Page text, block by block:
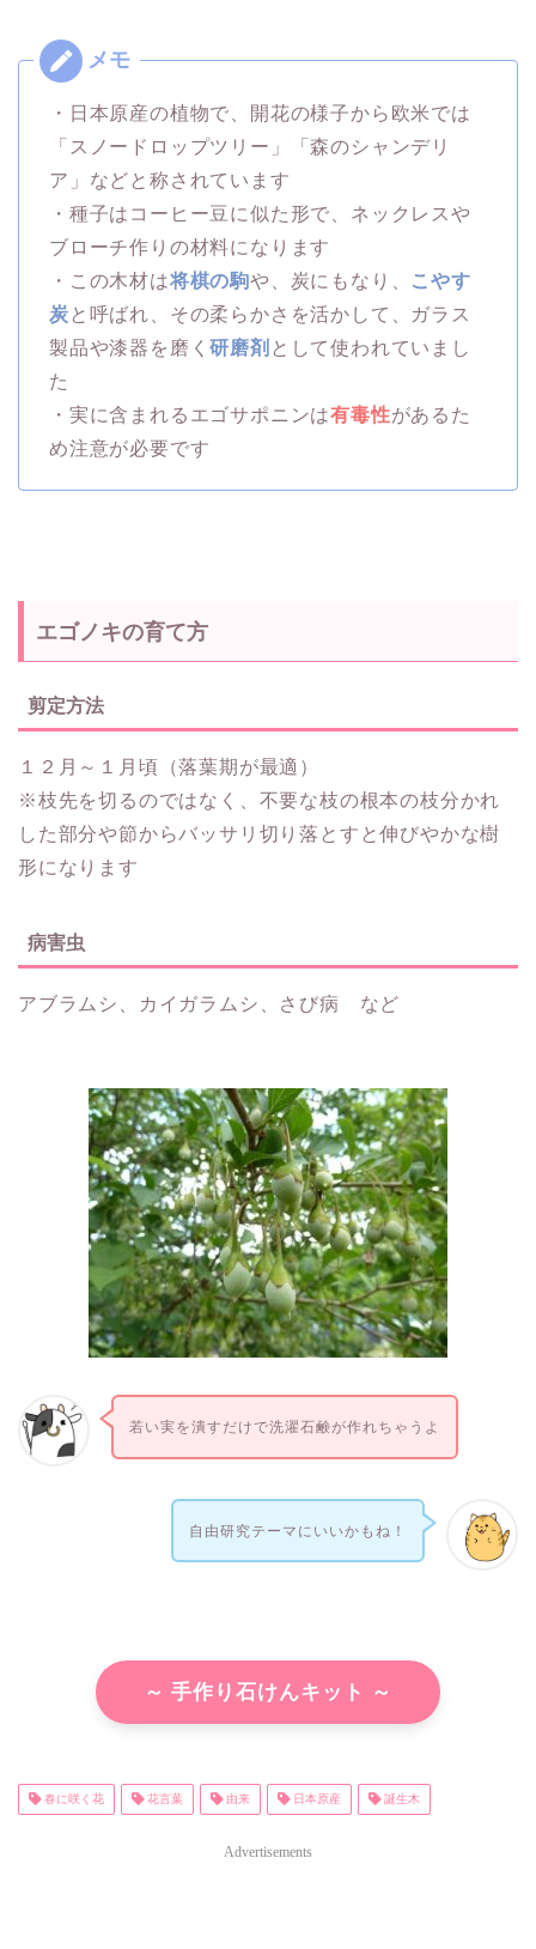
・日本原産の植物で、開花の様子から欧米では
「スノードロップツリー」「森のシャンデリ
ア」などと称されています
・種子はコーヒー豆に似た形で、ネックレスや
ブローチ作りの材料になります
・この木材は将棋の駒や、炭にもなり、 こやす
炭 と呼ばれ、その柔らかさを活かして、ガラス
製品や漆器を磨く研磨剤 として使われていまし
た
・実に含まれるエゴサポニンは有毒性があるた
め注意が必要です
エゴノキの育て方
剪定方法
１２月～１月頃（落葉期が最適）
※枝先を切るのではなく、不要な枝の根本の枝分かれ
した部分や節からバッサリ切り落とすと伸びやかな樹
形になります
病害虫
アブラムシ、カイガラムシ、さび病 など
若い実を潰すだけで洗濯石鹸が作れちゃうよ
自由研究テーマにいいかもね！
～ 手作り石けんキット ～
春に咲く花 花言葉 由来 日本原産 誕生木
Advertisements